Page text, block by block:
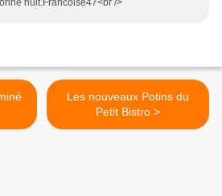
nuit.Francoise47<br />
Les nouveaux Potins du
Petit Bistro >